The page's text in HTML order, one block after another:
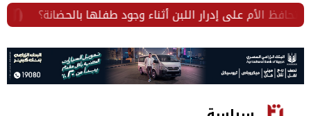
الأم على إدرار اللبن أثناء وجود طفلها بالحضانة؟